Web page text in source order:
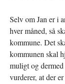
Selv om Jan er i
hver måned, så
kommune. Det
kommunen skal
muligt og
vurderer, at der